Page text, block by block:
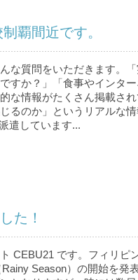
覇間近です。
な質問をいただきます。
すか？」「食事やインタ
な情報がたくさん掲載さ
るのか」というリアルな
遣しています...
た！
CEBU21 です。フィリピ
Season）の開始を発